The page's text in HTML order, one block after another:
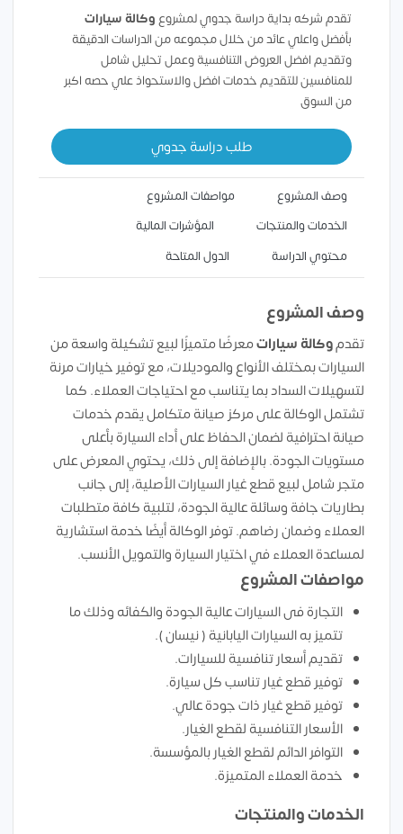
تقدم شركه بداية دراسة جدوي لمشروعوكالة سيارات
بأفضل واعلي عائد من خلال مجموعه من الدراسات الدقيقة
وتقديم افضل العروض التنافسية وعمل تحليل شامل
للمنافسين للتقديم خدمات افضل والاستحواذ علي حصه اكبر
من السوق
طلب دراسة جدوي
وصف المشروع
مواصفات المشروع
الخدمات والمنتجات
المؤشرات المالية
محتوي الدراسة
الدول المتاحة
وصف المشروع
تقدموكالة سياراتمعرضًا متميزًا لبيع تشكيلة واسعة من
السيارات بمختلف الأنواع والموديلات، مع توفير خيارات مرنة
لتسهيلات السداد بما يتناسب مع احتياجات العملاء. كما
تشتمل الوكالة على مركز صيانة متكامل يقدم خدمات
صيانة احترافية لضمان الحفاظ على أداء السيارة بأعلى
مستويات الجودة. بالإضافة إلى ذلك، يحتوي المعرض على
متجر شامل لبيع قطع غيار السيارات الأصلية، إلى جانب
بطاريات جافة وسائلة عالية الجودة، لتلبية كافة متطلبات
العملاء وضمان رضاهم. توفر الوكالة أيضًا خدمة استشارية
لمساعدة العملاء في اختيار السيارة والتمويل الأنسب.
مواصفات المشروع
التجارة فى السيارات عالية الجودة والكفائه وذلك ما
تتميز به السيارات اليابانية ( نيسان ).
تقديم أسعار تنافسية للسيارات.
توفير قطع غيار تناسب كل سيارة.
توفير قطع غيار ذات جودة عالي.
الأسعار التنافسية لقطع الغيار.
التوافر الدائم لقطع الغيار بالمؤسسة.
خدمة العملاء المتميزة.
الخدمات والمنتجات